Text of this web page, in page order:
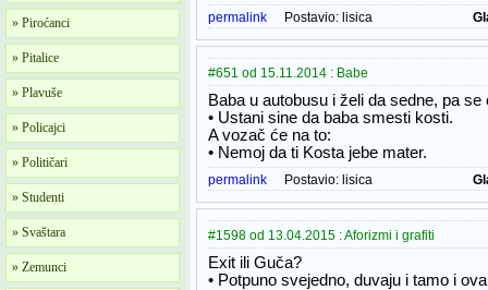
» Piroćanci
» Pitalice
» Plavuše
» Policajci
» Političari
» Studenti
» Svaštara
» Zemunci
permalink Postavio: lisica
#651 od 15.11.2014 : Babe
Baba u autobusu i želi da sedne, pa
• Ustani sine da baba smesti kosti.
A vozač će na to:
• Nemoj da ti Kosta jebe mater.
permalink Postavio: lisica
#1598 od 13.04.2015 : Aforizmi i grafiti
Exit ili Guča?
• Potpuno svejedno, duvaju i tamo i